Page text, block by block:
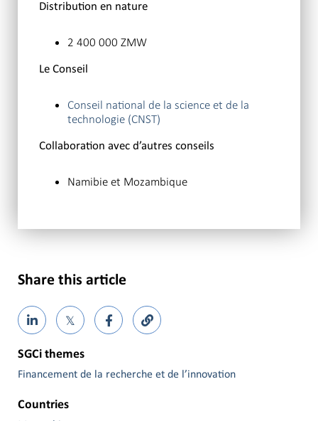
Distribution en nature
2 400 000 ZMW
Le Conseil
Conseil national de la science et de la
technologie (CNST)
Collaboration avec d’autres conseils
Namibie et Mozambique
Share this article
𝕏
SGCi themes
Financement de la recherche et de l’innovation
Countries